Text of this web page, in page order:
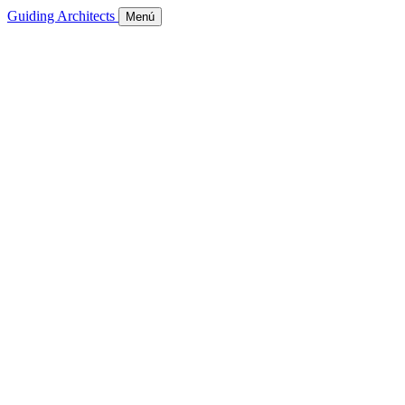
Guiding Architects Menú